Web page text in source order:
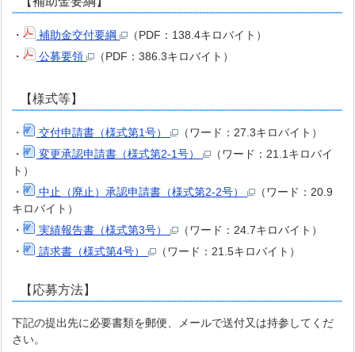
・ 補助金交付要綱
（PDF：138.4キロバイト）
・
公募要領 （PDF：386.3キロバイト）
【様式等】
・ 交付申請書（様式第1号）
（ワード：27.3キロバイト）
・
変更承認申請書（様式第2-1号）
（ワード：21.1キロバイ
ト）
・
中止（廃止）承認申請書（様式第2-2号）
（ワード：20.9
キロバイト）
・
実績報告書（様式第3号）
（ワード：24.7キロバイト）
・
請求書（様式第4号） （ワード：21.5キロバイト）
【応募方法】
下記の提出先に必要書類を郵便、メールで送付又は持参してくだ
さい。